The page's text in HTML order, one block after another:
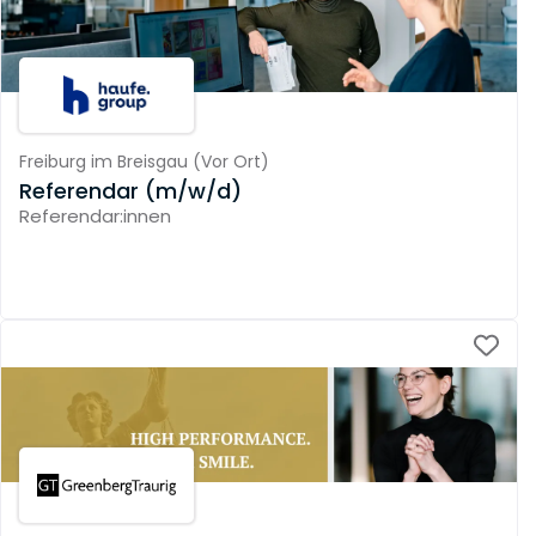
Freiburg im Breisgau (Vor Ort)
Referendar (m/w/d)
Referendar:innen